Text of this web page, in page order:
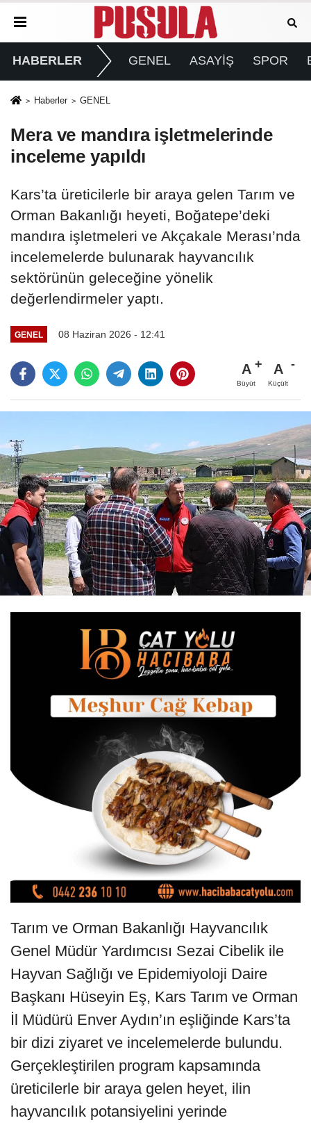
HABERLER GENEL ASAYİŞ SPOR
Haberler GENEL
Mera ve mandıra işletmelerinde
inceleme yapıldı
Kars’ta üreticilerle bir araya gelen Tarım ve
Orman Bakanlığı heyeti, Boğatepe’deki
mandıra işletmeleri ve Akçakale Merası’nda
incelemelerde bulunarak hayvancılık
sektörünün geleceğine yönelik
değerlendirmeler yaptı.
GENEL 08 Haziran 2026 - 12:41
A
Büyüt
A
Küçült
Tarım ve Orman Bakanlığı Hayvancılık
Genel Müdür Yardımcısı Sezai Cibelik ile
Hayvan Sağlığı ve Epidemiyoloji Daire
Başkanı Hüseyin Eş, Kars Tarım ve Orman
İl Müdürü Enver Aydın’ın eşliğinde Kars’ta
bir dizi ziyaret ve incelemelerde bulundu.
Gerçekleştirilen program kapsamında
üreticilerle bir araya gelen heyet, ilin
hayvancılık potansiyelini yerinde